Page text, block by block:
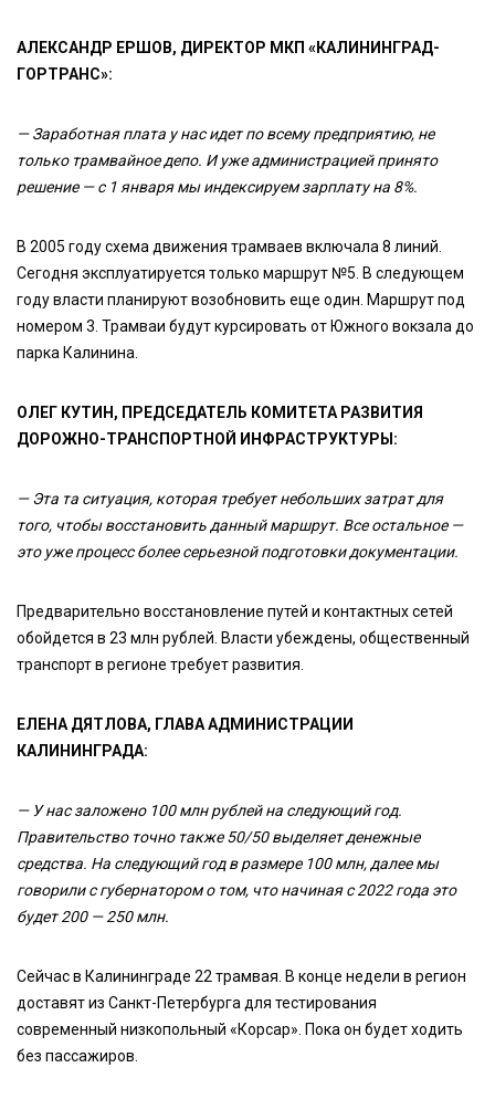
АЛЕКСАНДР ЕРШОВ, ДИРЕКТОР МКП «КАЛИНИНГРАД-
ГОРТРАНС»:
— Заработная плата у нас идет по всему предприятию, не
только трамвайное депо. И уже администрацией принято
решение — с 1 января мы индексируем зарплату на 8%.
В 2005 году схема движения трамваев включала 8 линий.
Сегодня эксплуатируется только маршрут №5. В следующем
году власти планируют возобновить еще один. Маршрут под
номером 3. Трамваи будут курсировать от Южного вокзала до
парка Калинина.
ОЛЕГ КУТИН, ПРЕДСЕДАТЕЛЬ КОМИТЕТА РАЗВИТИЯ
ДОРОЖНО-ТРАНСПОРТНОЙ ИНФРАСТРУКТУРЫ:
— Эта та ситуация, которая требует небольших затрат для
того, чтобы восстановить данный маршрут. Все остальное —
это уже процесс более серьезной подготовки документации.
Предварительно восстановление путей и контактных сетей
обойдется в 23 млн рублей. Власти убеждены, общественный
транспорт в регионе требует развития.
ЕЛЕНА ДЯТЛОВА, ГЛАВА АДМИНИСТРАЦИИ
КАЛИНИНГРАДА:
— У нас заложено 100 млн рублей на следующий год.
Правительство точно также 50/50 выделяет денежные
средства. На следующий год в размере 100 млн, далее мы
говорили с губернатором о том, что начиная с 2022 года это
будет 200 — 250 млн.
Сейчас в Калининграде 22 трамвая. В конце недели в регион
доставят из Санкт-Петербурга для тестирования
современный низкопольный «Корсар». Пока он будет ходить
без пассажиров.